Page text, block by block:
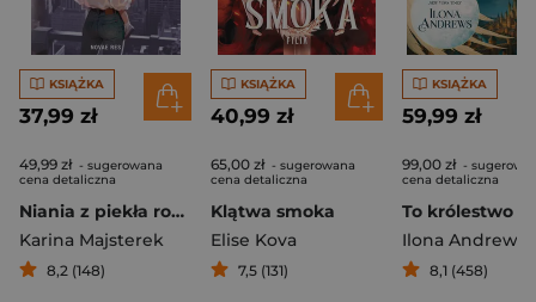
KSIĄŻKA
37,99 zł
49,99 zł - sugerowana
cena detaliczna
Niania z piekła rodem
Karina Majsterek
8,2 (148)
KSIĄŻKA
40,99 zł
65,00 zł - sugerowana
cena detaliczna
Klątwa smoka
Elise Kova
7,5 (131)
KSIĄŻKA
59,99 zł
99,00 zł -
cena detaliczna
Ilona Andrews
8,1 (458)